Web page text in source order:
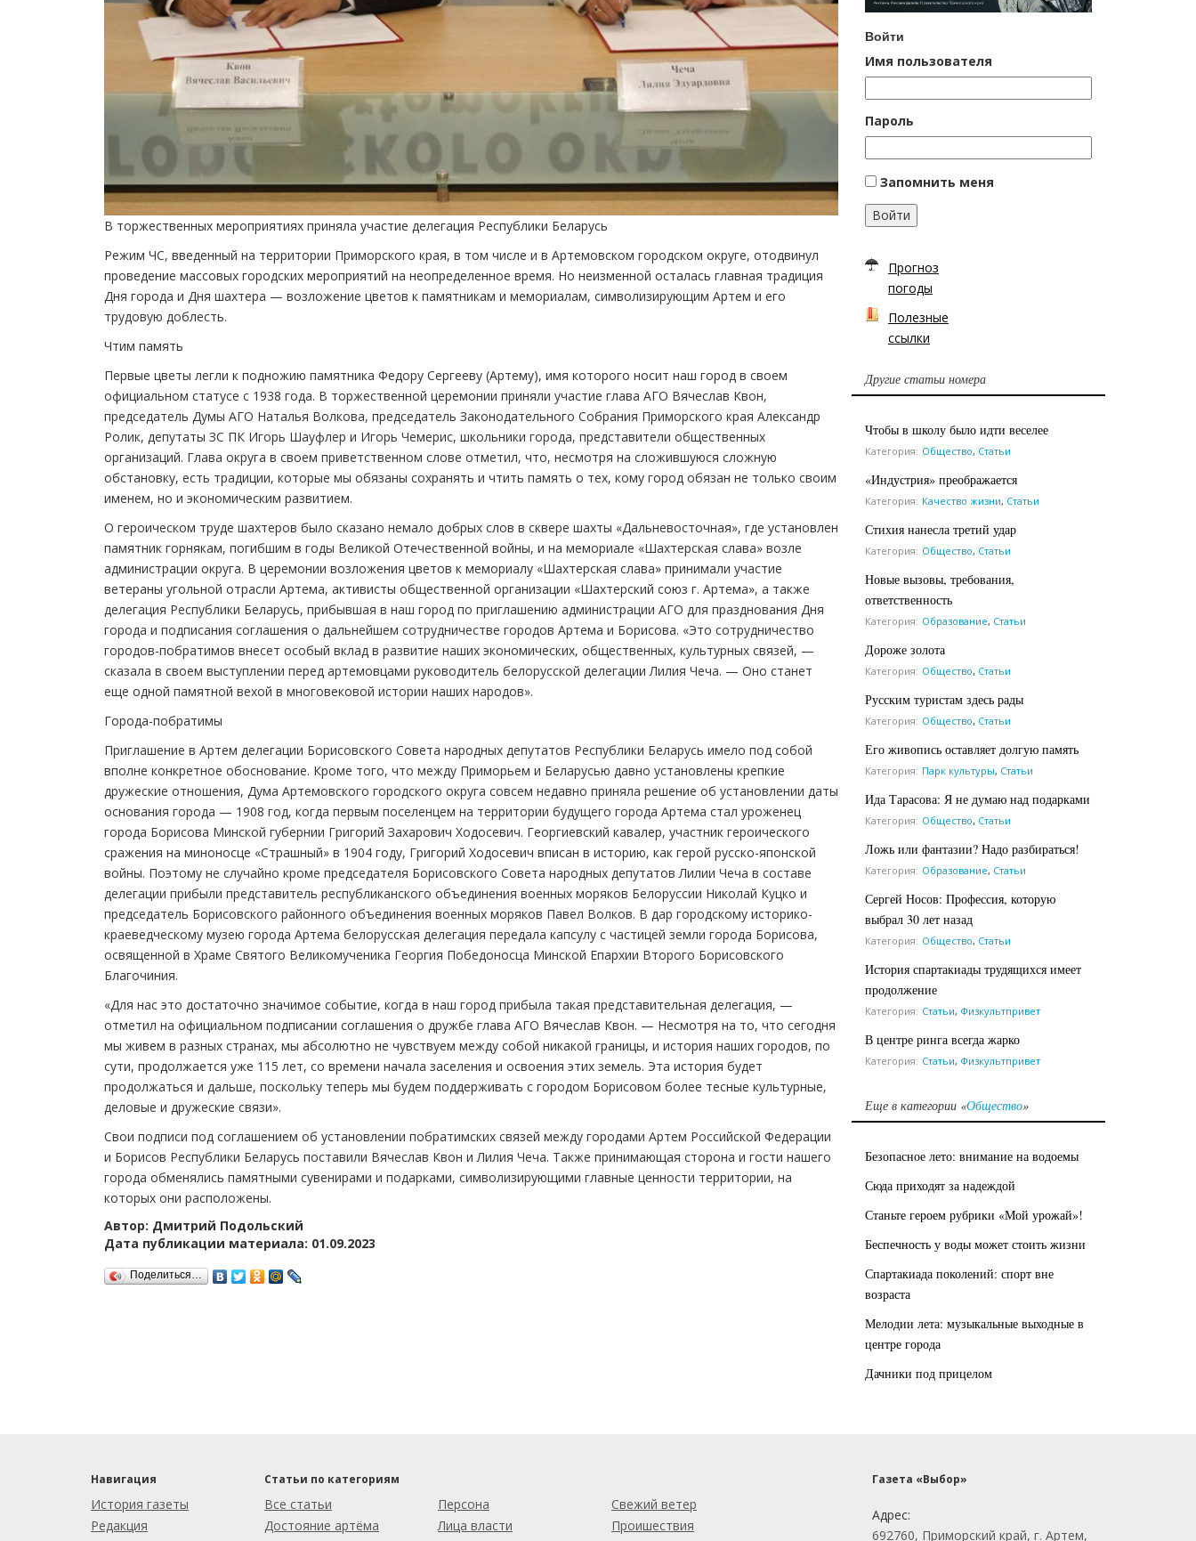
В торжественных мероприятиях приняла участие делегация Республики Беларусь
Режим ЧС, введенный на территории Приморского края, в том числе и в Артемовском городском округе, отодвинул
проведение массовых городских мероприятий на неопределенное время. Но неизменной осталась главная традиция
Дня города и Дня шахтера — возложение цветов к памятникам и мемориалам, символизирующим Артем и его
трудовую доблесть.
Чтим память
Первые цветы легли к подножию памятника Федору Сергееву (Артему), имя которого носит наш город в своем
официальном статусе с 1938 года. В торжественной церемонии приняли участие глава АГО Вячеслав Квон,
председатель Думы АГО Наталья Волкова, председатель Законодательного Собрания Приморского края Александр
Ролик, депутаты ЗС ПК Игорь Шауфлер и Игорь Чемерис, школьники города, представители общественных
организаций. Глава округа в своем приветственном слове отметил, что, несмотря на сложившуюся сложную
обстановку, есть традиции, которые мы обязаны сохранять и чтить память о тех, кому город обязан не только своим
именем, но и экономическим развитием.
О героическом труде шахтеров было сказано немало добрых слов в сквере шахты «Дальневосточная», где установлен
памятник горнякам, погибшим в годы Великой Отечественной войны, и на мемориале «Шахтерская слава» возле
администрации округа. В церемонии возложения цветов к мемориалу «Шахтерская слава» принимали участие
ветераны угольной отрасли Артема, активисты общественной организации «Шахтерский союз г. Артема», а также
делегация Республики Беларусь, прибывшая в наш город по приглашению администрации АГО для празднования Дня
города и подписания соглашения о дальнейшем сотрудничестве городов Артема и Борисова. «Это сотрудничество
городов-побратимов внесет особый вклад в развитие наших экономических, общественных, культурных связей, —
сказала в своем выступлении перед артемовцами руководитель белорусской делегации Лилия Чеча. — Оно станет
еще одной памятной вехой в многовековой истории наших народов».
Города-побратимы
Приглашение в Артем делегации Борисовского Совета народных депутатов Республики Беларусь имело под собой
вполне конкретное обоснование. Кроме того, что между Приморьем и Беларусью давно установлены крепкие
дружеские отношения, Дума Артемовского городского округа совсем недавно приняла решение об установлении даты
основания города — 1908 год, когда первым поселенцем на территории будущего города Артема стал уроженец
города Борисова Минской губернии Григорий Захарович Ходосевич. Георгиевский кавалер, участник героического
сражения на миноносце «Страшный» в 1904 году, Григорий Ходосевич вписан в историю, как герой русско-японской
войны. Поэтому не случайно кроме председателя Борисовского Совета народных депутатов Лилии Чеча в составе
делегации прибыли представитель республиканского объединения военных моряков Белоруссии Николай Куцко и
председатель Борисовского районного объединения военных моряков Павел Волков. В дар городскому историко-
краеведческому музею города Артема белорусская делегация передала капсулу с частицей земли города Борисова,
освященной в Храме Святого Великомученика Георгия Победоносца Минской Епархии Второго Борисовского
Благочиния.
«Для нас это достаточно значимое событие, когда в наш город прибыла такая представительная делегация, —
отметил на официальном подписании соглашения о дружбе глава АГО Вячеслав Квон. — Несмотря на то, что сегодня
мы живем в разных странах, мы абсолютно не чувствуем между собой никакой границы, и история наших городов, по
сути, продолжается уже 115 лет, со времени начала заселения и освоения этих земель. Эта история будет
продолжаться и дальше, поскольку теперь мы будем поддерживать с городом Борисовом более тесные культурные,
деловые и дружеские связи».
Свои подписи под соглашением об установлении побратимских связей между городами Артем Российской Федерации
и Борисов Республики Беларусь поставили Вячеслав Квон и Лилия Чеча. Также принимающая сторона и гости нашего
города обменялись памятными сувенирами и подарками, символизирующими главные ценности территории, на
которых они расположены.
Автор: Дмитрий Подольский
Дата публикации материала: 01.09.2023
Поделиться…
Войти
Имя пользователя
Пароль
Запомнить меня
Войти
Прогноз
погоды
Полезные
ссылки
Другие статьи номера
Чтобы в школу было идти веселее
Категория: Общество, Статьи
«Индустрия» преображается
Категория: Качество жизни, Статьи
Стихия нанесла третий удар
Категория: Общество, Статьи
Новые вызовы, требования,
ответственность
Категория: Образование, Статьи
Дороже золота
Категория: Общество, Статьи
Русским туристам здесь рады
Категория: Общество, Статьи
Его живопись оставляет долгую память
Категория: Парк культуры, Статьи
Ида Тарасова: Я не думаю над подарками
Категория: Общество, Статьи
Ложь или фантазии? Надо разбираться!
Категория: Образование, Статьи
Сергей Носов: Профессия, которую
выбрал 30 лет назад
Категория: Общество, Статьи
История спартакиады трудящихся имеет
продолжение
Категория: Статьи, Физкультпривет
В центре ринга всегда жарко
Категория: Статьи, Физкультпривет
Еще в категории «Общество»
Безопасное лето: внимание на водоемы
Сюда приходят за надеждой
Станьте героем рубрики «Мой урожай»!
Беспечность у воды может стоить жизни
Спартакиада поколений: спорт вне
возраста
Мелодии лета: музыкальные выходные в
центре города
Дачники под прицелом
Навигация
История газеты
Редакция
Статьи по категориям
Все статьи
Достояние артёма
Персона
Лица власти
Свежий ветер
Проишествия
Газета «Выбор»
Адрес:
692760, Приморский край, г. Артем,